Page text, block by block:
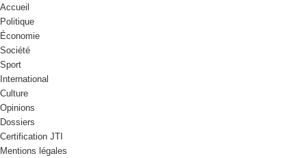
Accueil
Politique
Économie
Société
Sport
International
Culture
Opinions
Dossiers
Certification JTI
Mentions légales